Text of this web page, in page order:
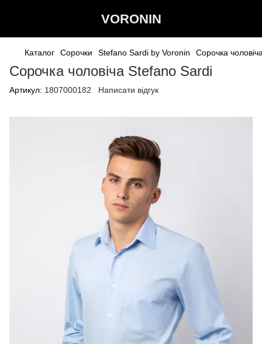
VORONIN
Каталог Сорочки Stefano Sardi by Voronin Сорочка
Сорочка чоловіча Stefano Sardi
Артикул: 1807000182 Написати відгук